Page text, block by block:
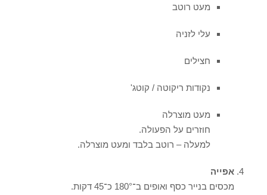
מעט רוטב
עלי לזניה
חצילים
נקודות ריקוטה / קוטג'
מעט מוצרלה
חוזרים על הפעולה.
למעלה – רוטב בלבד ומעט מוצרלה.
אפייה
מכסים בנייר כסף ואופים ב־180° כ־45 דקות.